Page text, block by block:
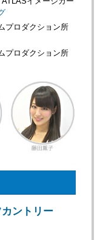
プロダクション所
プロダクション所
ントリー